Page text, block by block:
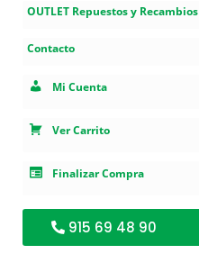
OUTLET Repuestos y Recambios
Contacto
Mi Cuenta
Ver Carrito
Finalizar Compra
915 69 48 90